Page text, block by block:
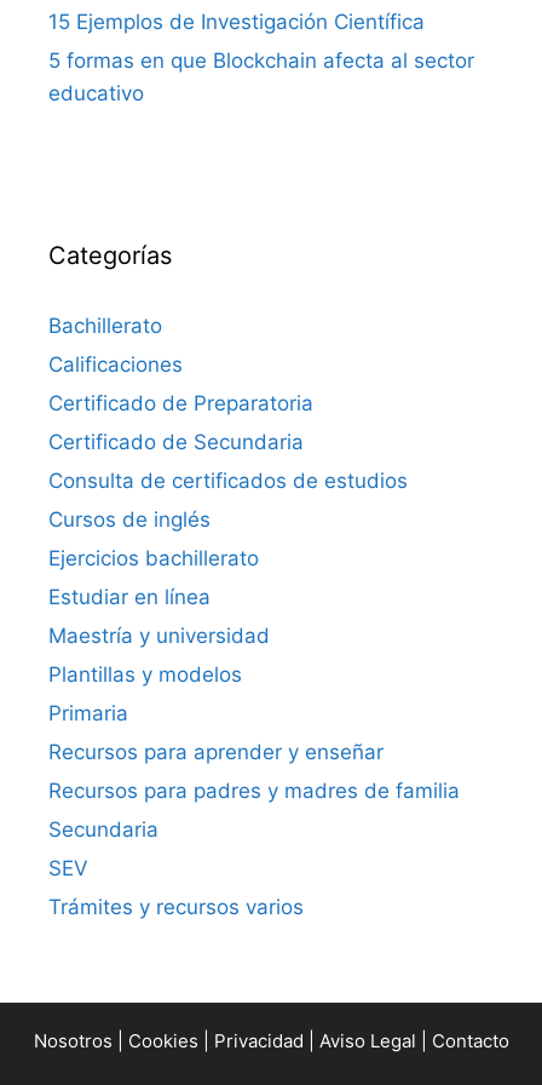
15 Ejemplos de Investigación Científica
5 formas en que Blockchain afecta al sector
educativo
Categorías
Bachillerato
Calificaciones
Certificado de Preparatoria
Certificado de Secundaria
Consulta de certificados de estudios
Cursos de inglés
Ejercicios bachillerato
Estudiar en línea
Maestría y universidad
Plantillas y modelos
Primaria
Recursos para aprender y enseñar
Recursos para padres y madres de familia
Secundaria
SEV
Trámites y recursos varios
Nosotros Cookies Privacidad Aviso Legal Contacto